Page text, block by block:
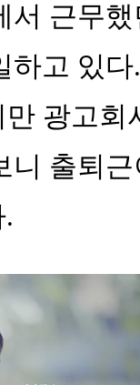
서 근무
하고 있
광고
니 출퇴